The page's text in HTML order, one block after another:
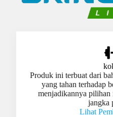
Produk ini terbuat dari
yang tahan terhadap
menjadikannya pilihan
jangka
Lihat